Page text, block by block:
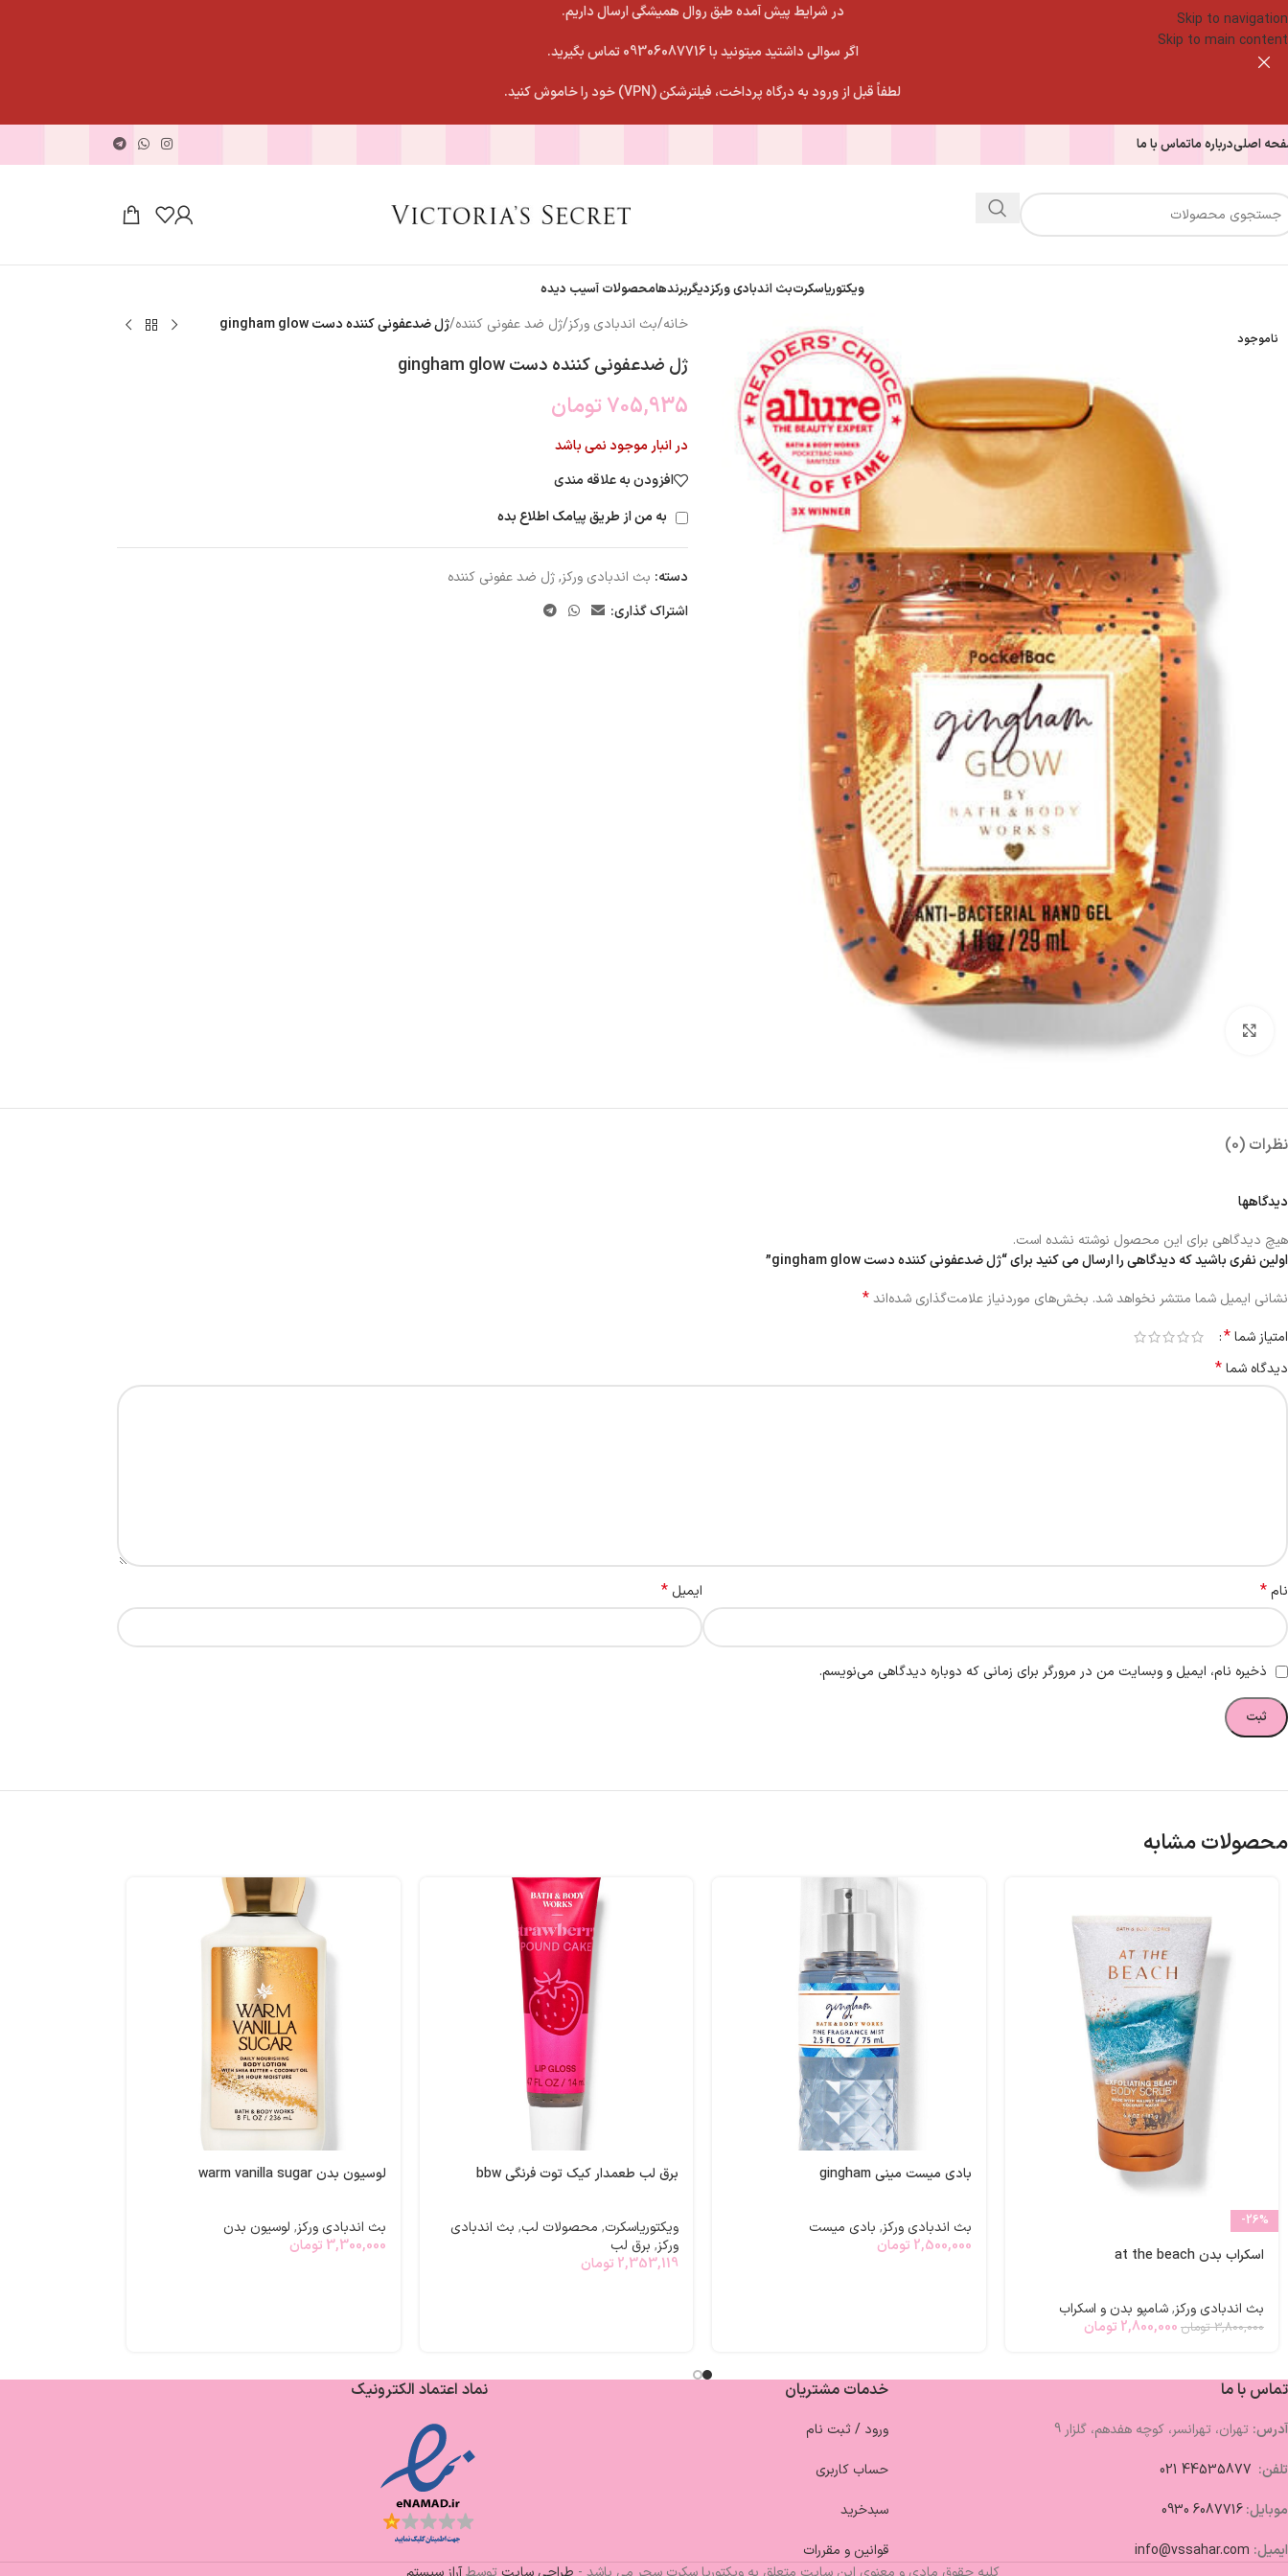
Skip to navigation
Skip to main content
در شرایط پیش آمده طبق روال همیشگی ارسال داریم.
اگر سوالی داشتید میتونید با 09306087716 تماس بگیرید.
لطفاً قبل از ورود به درگاه پرداخت، فیلترشکن (VPN) خود را خاموش کنید.
اصلیدرباره ماتماس با ما
ویکتوریاسکرتبث اندبادی ورکزدیگربرندهامحصولات آسیب دیده
ناموجود
بزرگنمایی تصویر
خانه/بث اندبادی ورکز/ژل ضد عفونی کننده/ژل ضدعفونی کننده دست gingham glow
ژل ضدعفونی کننده دست gingham glow
705,935 تومان
در انبار موجود نمی باشد
افزودن به علاقه مندی
به من از طریق پیامک اطلاع بده
دسته: بث اندبادی ورکز,ژل ضد عفونی کننده
اشتراک گذاری:
نظرات (0)
دیدگاهها
هیچ دیدگاهی برای این محصول نوشته نشده است.
اولین نفری باشید که دیدگاهی را ارسال می کنید برای “ژل ضدعفونی کننده دست gingham glow”
نشانی ایمیل شما منتشر نخواهد شد. بخش‌های موردنیاز علامت‌گذاری شده‌اند*
امتیاز شما*
دیدگاه شما*
نام* ایمیل *
ذخیره نام، ایمیل و وبسایت من در مرورگر برای زمانی که دوباره دیدگاهی می‌نویسم.
محصولات مشابه
-26%
اسکراب بدن at the beach
بث اندبادی ورکز,شامپو بدن و اسکراب
3,800,000 تومان 2,800,000 تومان
بادی میست مینی gingham
بث اندبادی ورکز, بادی میست
2,500,000 تومان
برق لب طعمدار کیک توت فرنگی bbw
ویکتوریاسکرت, محصولات لب, بث اندبادی
ورکز, برق لب
2,353,119 تومان
لوسیون بدن warm vanilla sugar
بث اندبادی ورکز, لوسیون بدن
3,300,000 تومان
تماس با ما
آدرس: تهران، تهرانسر، کوچه هفدهم، گلزار 9
تلفن:
موبایل:6087716 0930
ایمیل: info@vssahar.com
خدمات مشتریان
ورود / ثبت نام
حساب کاربری
سبدخرید
قوانین و مقررات
نماد اعتماد الکترونیک